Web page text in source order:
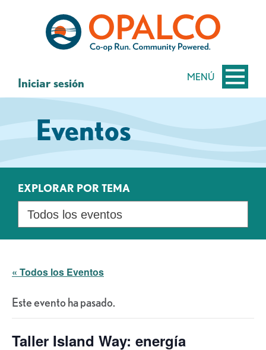
contenido
MENÚ
Iniciar sesión
Eventos
EXPLORAR POR TEMA
« Todos los Eventos
Este evento ha pasado.
Taller Island Way: energía